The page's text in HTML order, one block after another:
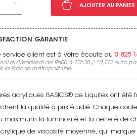
AJOUTER AU PANIER
GARANTIE
service client est à votre écoute au 0 825
au Vendredi de 9h00 à 12h30 / *0,112 europar
la France métropolitaine
acryliques BASICS® de Liquitex ont
la qualité à prix étudié. Chaque
maximum la luminosité et la netteté de
de viscosité moyenne, qui